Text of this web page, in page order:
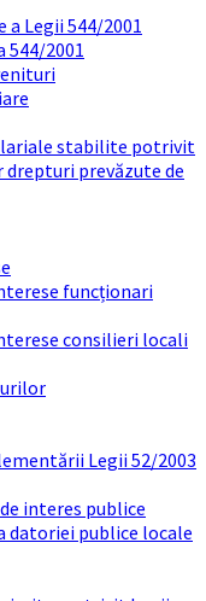
a Legii 544/2001
2001
stabilite potrivit
prevăzute de
funcționari
consilieri locali
Legii 52/2003
interes publice
datoriei publice locale